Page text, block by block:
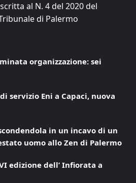
al N. 4 del 2020 del
di Palermo
organizzazione: sei
servizio Eni a Capaci, nuova
in un incavo di un
uomo allo Zen di Palermo
edizione dell’ Infiorata a